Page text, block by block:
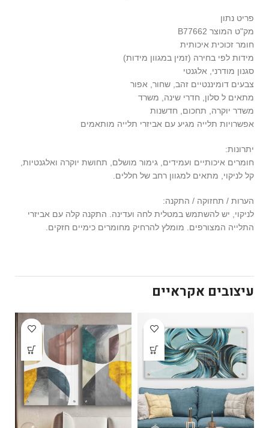
פריט נתון
מק"ט המוצר B77662
חומר זכוכית איכותית
מידות לפי בחירה (זמין במגוון מידות)
סגנון מודרני, אלגנטי
צבעים דומיננטיים זהב, שחור, אפור
מתאים ל סלון, חדרי שינה, משרד
משדר יוקרה, תחכום, חדשנות
אפשרויות תלייה מגיע עם אביזרי תלייה מותאמים
יתרונות:
חומרים איכותיים ועמידים, גימור מושלם, תחושת יוקרה ואלגנטיות,
קל לניקוי, מתאים למגוון רחב של חללים.
הערות / תחזוקה / התקנה:
לניקוי, יש להשתמש במטלית לחה ועדינה. התקנה קלה עם אביזרי
התלייה המצורפים. מומלץ להרחיק מחומרים כימיים חזקים.
עיצובים אקראיים